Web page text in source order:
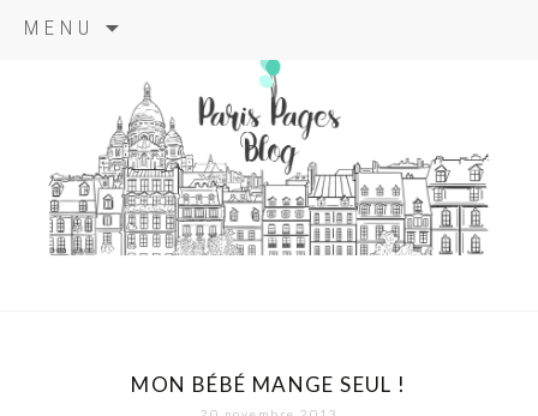
MENU
principal
paris pages
blog
MON BÉBÉ MANGE SEUL !